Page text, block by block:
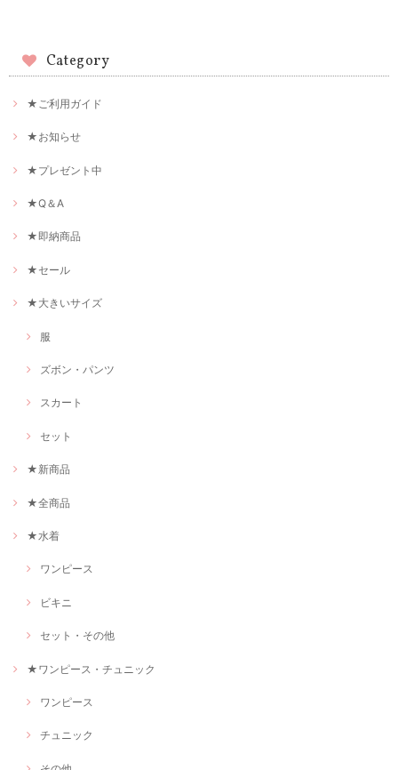
Category
★ご利用ガイド
★お知らせ
★プレゼント中
★Q＆A
★即納商品
★セール
★大きいサイズ
服
ズボン・パンツ
スカート
セット
★新商品
★全商品
★水着
ワンピース
ビキニ
セット・その他
★ワンピース・チュニック
ワンピース
チュニック